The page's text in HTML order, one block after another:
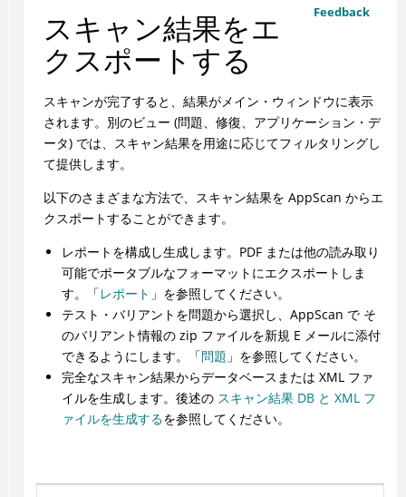
Feedback
スキャン結果をエ
クスポートする
スキャンが完了すると、結果がメイン・ウィンドウに表示
されます。別のビュー (問題、修復、アプリケーション・デ
ータ) では、スキャン結果を用途に応じてフィルタリングし
て提供します。
以下のさまざまな方法で、スキャン結果を AppScan からエ
クスポートすることができます。
レポートを構成し生成します。PDF または他の読み取り
可能でポータブルなフォーマットにエクスポートしま
す。「レポート 」を参照してください。
テスト・バリアントを問題から選択し、 AppScan で そ
のバリアント情報の zip ファイルを新規 E メールに添付
できるようにします。「問題 」を参照してください。
完全なスキャン結果からデータベースまたは XML ファ
イルを生成します。後述の スキャン結果 DB と XML フ
ァイルを生成するを参照してください。